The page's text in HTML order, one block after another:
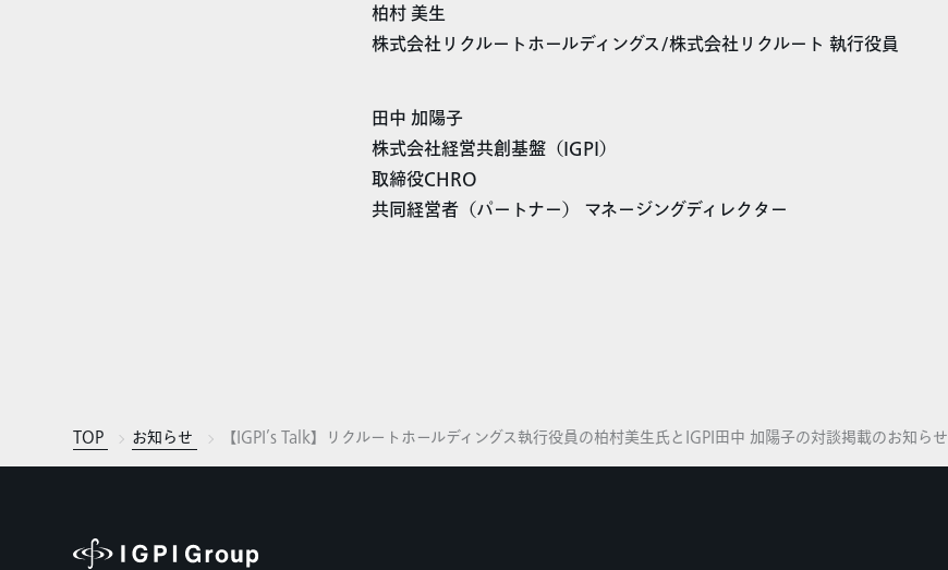
柏村 美生
株式会社リクルートホールディングス/株式会社リクルート 執行役員
田中 加陽子
株式会社経営共創基盤（IGPI）
取締役CHRO
共同経営者（パートナー） マネージングディレクター
TOP お知らせ 【IGPI’s Talk】リクルートホールディングス執行役員の柏村美生氏とIGPI田中 加陽子の対談掲載のお知らせ